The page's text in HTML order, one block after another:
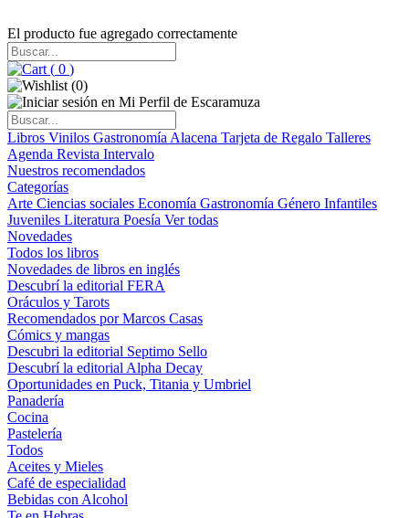
El producto fue agregado correctamente
( 0 )
(0)
Libros Vinilos Gastronomía Alacena Tarjeta de Regalo Talleres
Agenda Revista Intervalo
Nuestros recomendados
Categorías
Arte Ciencias sociales Economía Gastronomía Género Infantiles
Juveniles Literatura Poesía Ver todas
Novedades
Todos los libros
Novedades de libros en inglés
Descubrí la editorial FERA
Oráculos y Tarots
Recomendados por Marcos Casas
Cómics y mangas
Descubri la editorial Septimo Sello
Descubrí la editorial Alpha Decay
Oportunidades en Puck, Titania y Umbriel
Panadería
Cocina
Pastelería
Todos
Aceites y Mieles
Café de especialidad
Bebidas con Alcohol